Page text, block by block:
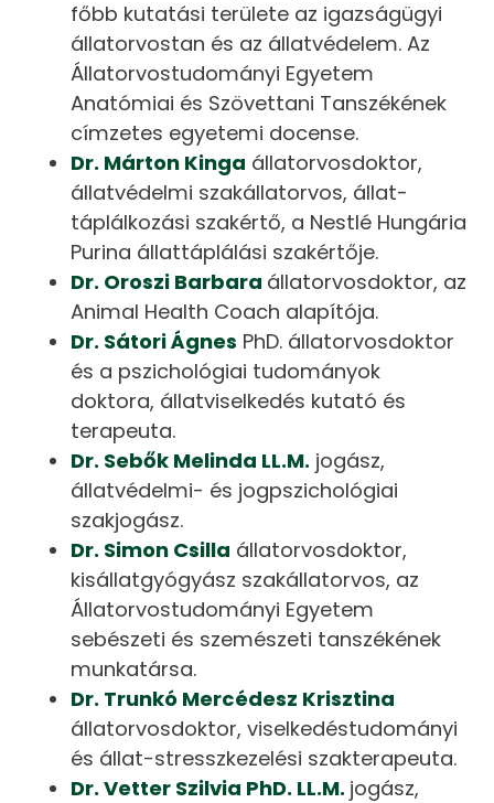
főbb kutatási területe az igazságügyi
állatorvostan és az állatvédelem. Az
Állatorvostudományi Egyetem
Anatómiai és Szövettani Tanszékének
címzetes egyetemi docense.
Dr. Márton Kinga állatorvosdoktor,
állatvédelmi szakállatorvos, állat-
táplálkozási szakértő, a Nestlé Hungária
Purina állattáplálási szakértője.
Dr. Oroszi Barbara állatorvosdoktor, az
Animal Health Coach alapítója.
Dr. Sátori Ágnes PhD. állatorvosdoktor
és a pszichológiai tudományok
doktora, állatviselkedés kutató és
terapeuta.
Dr. Sebők Melinda LL.M. jogász,
állatvédelmi- és jogpszichológiai
szakjogász.
Dr. Simon Csilla állatorvosdoktor,
kisállatgyógyász szakállatorvos, az
Állatorvostudományi Egyetem
sebészeti és szemészeti tanszékének
munkatársa.
Dr. Trunkó Mercédesz Krisztina
állatorvosdoktor, viselkedéstudományi
és állat-stresszkezelési szakterapeuta.
Dr. Vetter Szilvia PhD. LL.M. jogász,